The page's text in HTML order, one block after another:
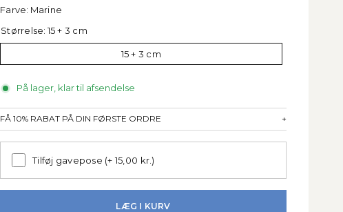
Farve: Marine
Størrelse: 15 + 3 cm
15 + 3 cm
På lager, klar til afsendelse
FÅ 10% RABAT PÅ DIN FØRSTE ORDRE +
Tilføj gavepose (+ 15,00 kr.)
LÆG I KURV